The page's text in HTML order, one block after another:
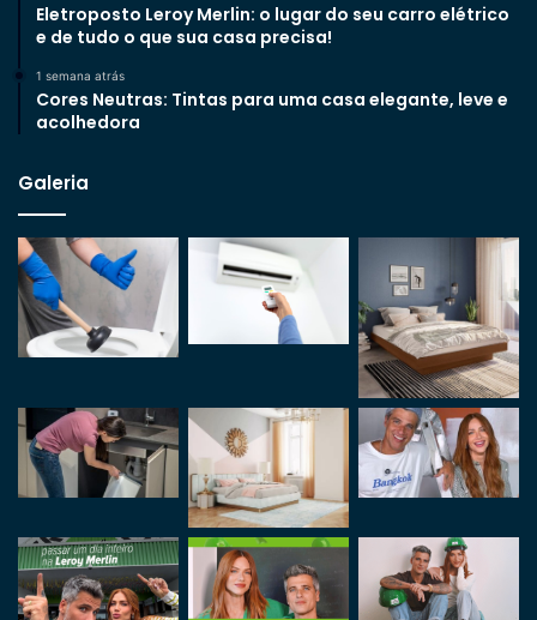
Eletroposto Leroy Merlin: o lugar do seu carro elétrico
e de tudo o que sua casa precisa!
1 semana atrás
Cores Neutras: Tintas para uma casa elegante, leve e
acolhedora
Galeria